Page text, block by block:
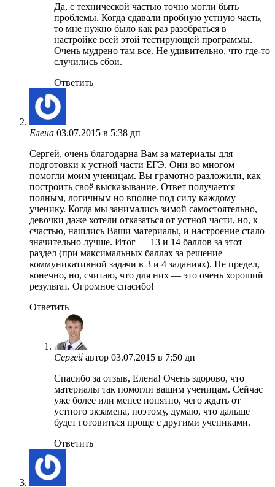
Да, с технической частью точно могли быть
проблемы. Когда сдавали пробную устную часть,
то мне нужно было как раз разобраться в
настройке всей этой тестирующей программы.
Очень мудрено там все. Не удивительно, что где-то
случились сбои.
Ответить
Елена 03.07.2015 в 5:38 дп
Сергей, очень благодарна Вам за материалы для
подготовки к устной части ЕГЭ. Они во многом
помогли моим ученицам. Вы грамотно разложили, как
построить своё высказывание. Ответ получается
полным, логичным но вполне под силу каждому
ученику. Когда мы занимались зимой самостоятельно,
девочки даже хотели отказаться от устной части, но, к
счастью, нашлись Ваши материалы, и настроение стало
значительно лучше. Итог — 13 и 14 баллов за этот
раздел (при максимальных баллах за решение
коммуникативной задачи в 3 и 4 заданиях). Не предел,
конечно, но, считаю, что для них — это очень хороший
результат. Огромное спасибо!
Ответить
Сергей автор 03.07.2015 в 7:50 дп
Спасибо за отзыв, Елена! Очень здорово, что
материалы так помогли вашим ученицам. Сейчас
уже более или менее понятно, чего ждать от
устного экзамена, поэтому, думаю, что дальше
будет готовиться проще с другими учениками.
Ответить